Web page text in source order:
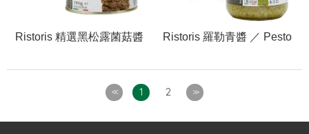
Ristoris 精選黑松露菌菇醬
and Black Truffle Sauce -
Ristoris 羅勒青醬 ／ Pesto
<< 1 2 >>